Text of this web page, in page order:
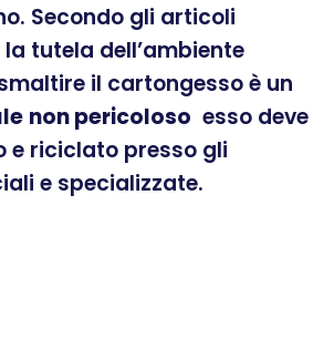
Secondo gli articoli
tutela dell’ambiente
il cartongesso è un
non pericoloso esso deve
e riciclato presso gli
e specializzate.